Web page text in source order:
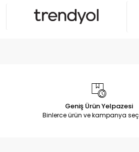
Geniş Ürün Yelpazesi
Binlerce ürün ve kampanya